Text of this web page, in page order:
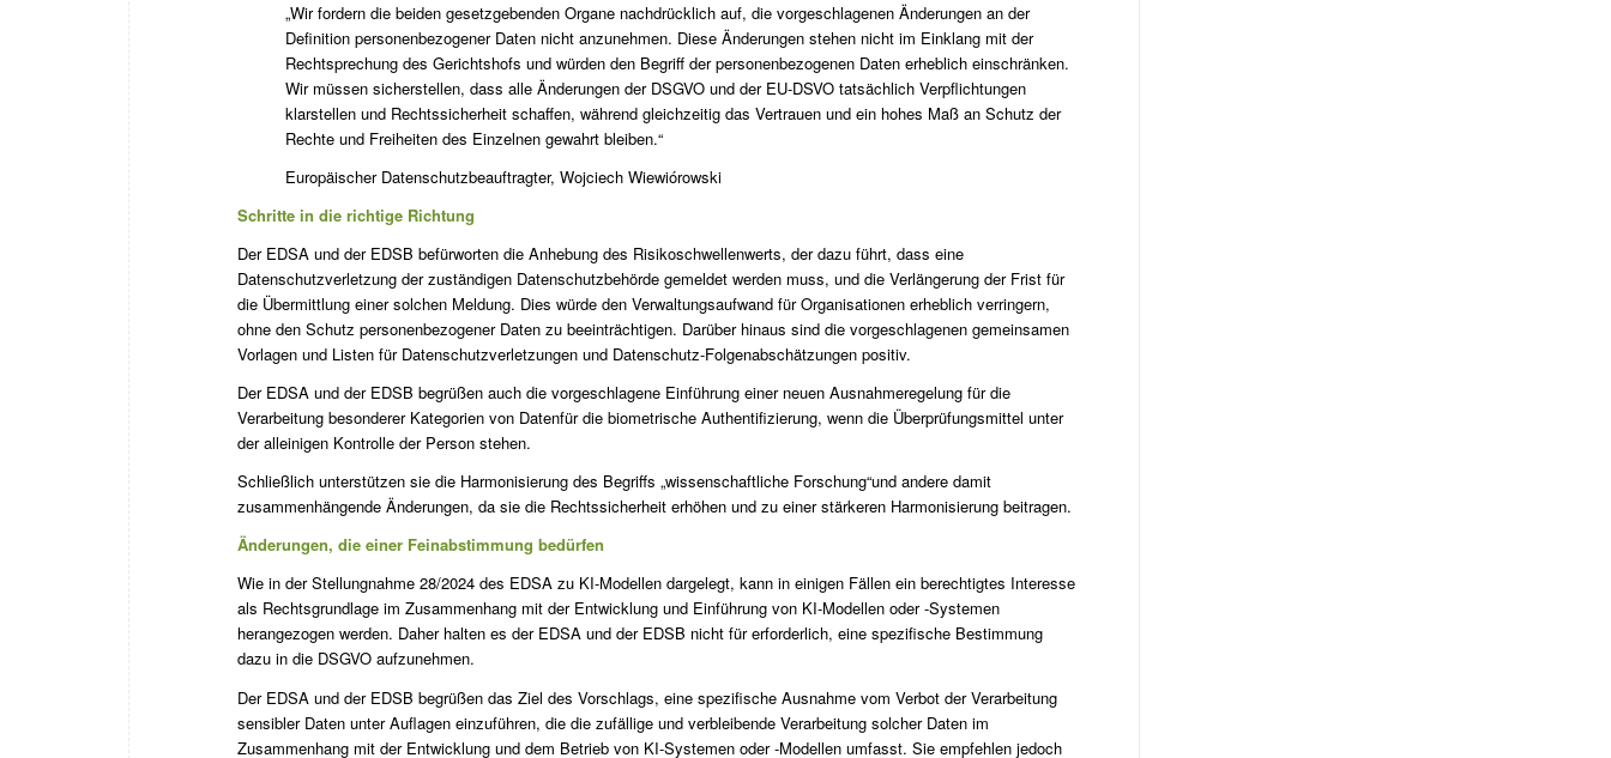
„Wir fordern die beiden gesetzgebenden Organe nachdrücklich auf, die vorgeschlagenen Änderungen an der
Definition personenbezogener Daten nicht anzunehmen. Diese Änderungen stehen nicht im Einklang mit der
Rechtsprechung des Gerichtshofs und würden den Begriff der personenbezogenen Daten erheblich einschränken.
Wir müssen sicherstellen, dass alle Änderungen der DSGVO und der EU-DSVO tatsächlich Verpflichtungen
klarstellen und Rechtssicherheit schaffen, während gleichzeitig das Vertrauen und ein hohes Maß an Schutz der
Rechte und Freiheiten des Einzelnen gewahrt bleiben.“
Europäischer Datenschutzbeauftragter, Wojciech Wiewiórowski
Schritte in die richtige Richtung
Der EDSA und der EDSB befürworten die Anhebung des Risikoschwellenwerts, der dazu führt, dass eine
Datenschutzverletzung der zuständigen Datenschutzbehörde gemeldet werden muss, und die Verlängerung der Frist für
die Übermittlung einer solchen Meldung. Dies würde den Verwaltungsaufwand für Organisationen erheblich verringern,
ohne den Schutz personenbezogener Daten zu beeinträchtigen. Darüber hinaus sind die vorgeschlagenen gemeinsamen
Vorlagen und Listen für Datenschutzverletzungen und Datenschutz-Folgenabschätzungen positiv.
Der EDSA und der EDSB begrüßen auch die vorgeschlagene Einführung einer neuen Ausnahmeregelung für die
Verarbeitung besonderer Kategorien von Datenfür die biometrische Authentifizierung, wenn die Überprüfungsmittel unter
der alleinigen Kontrolle der Person stehen.
Schließlich unterstützen sie die Harmonisierung des Begriffs „wissenschaftliche Forschung“und andere damit
zusammenhängende Änderungen, da sie die Rechtssicherheit erhöhen und zu einer stärkeren Harmonisierung beitragen.
Änderungen, die einer Feinabstimmung bedürfen
Wie in der Stellungnahme 28/2024 des EDSA zu KI-Modellen dargelegt, kann in einigen Fällen ein berechtigtes Interesse
als Rechtsgrundlage im Zusammenhang mit der Entwicklung und Einführung von KI-Modellen oder -Systemen
herangezogen werden. Daher halten es der EDSA und der EDSB nicht für erforderlich, eine spezifische Bestimmung
dazu in die DSGVO aufzunehmen.
Der EDSA und der EDSB begrüßen das Ziel des Vorschlags, eine spezifische Ausnahme vom Verbot der Verarbeitung
sensibler Daten unter Auflagen einzuführen, die die zufällige und verbleibende Verarbeitung solcher Daten im
Zusammenhang mit der Entwicklung und dem Betrieb von KI-Systemen oder -Modellen umfasst. Sie empfehlen jedoch